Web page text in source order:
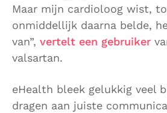
Maar mijn cardioloog wist,
onmiddellijk daarna belde,
van”, vertelt een gebruiker
valsartan.
eHealth bleek gelukkig veel
dragen aan juiste